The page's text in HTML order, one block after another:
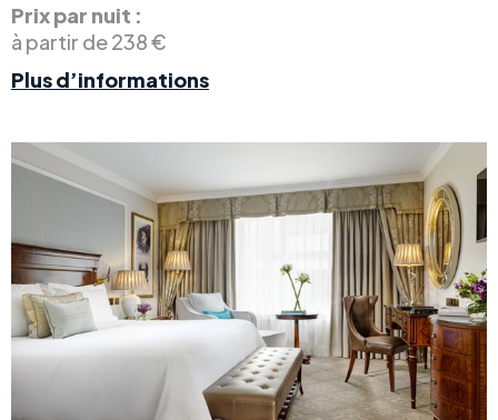
Prix par nuit :
à partir de 238 €
Plus d’informations